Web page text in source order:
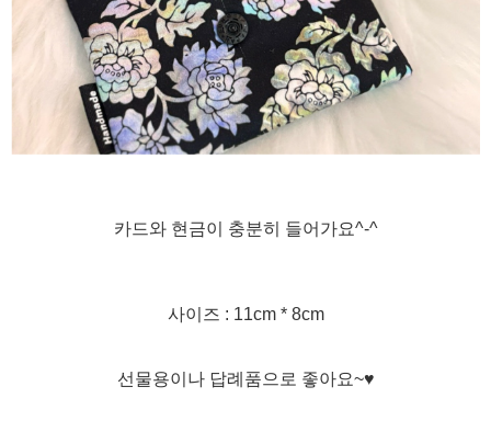
카드와 현금이 충분히 들어가요^-^
사이즈 : 11cm * 8cm
선물용이나 답례품으로 좋아요~♥